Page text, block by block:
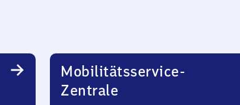
Mobilitätsservice-
Zentrale